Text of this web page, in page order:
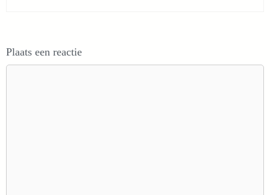
Plaats een reactie